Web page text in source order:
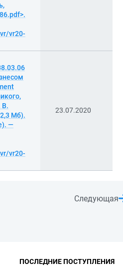
vr20-
В.
Мб).
—
vr20-
23.07.2020
Следующая
ПОСЛЕДНИЕ ПОСТУПЛЕНИЯ